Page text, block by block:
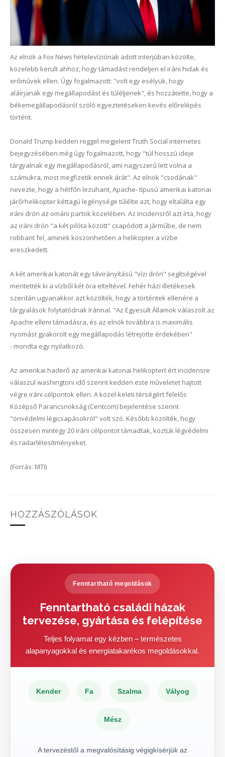
Az elnök a Fox News hírtelevíziónak adott interjúban közölte,
közelebb került ahhoz, hogy támadást rendeljen el iráni hidak és
erőművek ellen. Úgy fogalmazott: "volt egy esélyük, hogy
aláírjanak egy megállapodást és túléljenek", és hozzátette, hogy a
békemegállapodásról szóló egyeztetéseken kevés előrelépés
történt.
Donald Trump kedden reggel megjelent Truth Social internetes
bejegyzésében még úgy fogalmazott, hogy "túl hosszú ideje
tárgyalnak egy megállapodásról, ami nagyszerű lett volna a
számukra, most megfizetik ennek árát". Az elnök "csodának"
nevezte, hogy a hétfőn lezuhant, Apache- típusú amerikai katonai
járőrhelikopter kéttagú legénysége túlélte azt, hogy eltalálta egy
iráni drón az ománi partok közelében. Az incidensről azt írta, hogy
az iráni drón "a két pilóta között" csapódott a járműbe, de nem
robbant fel, aminek köszönhetően a helikopter a vízbe
ereszkedett.
A két amerikai katonát egy távirányítású "vízi drón" segítségével
mentették ki a vízből két óra elteltével. Fehér házi illetékesek
szerdán ugyanakkor azt közölték, hogy a történtek ellenére a
tárgyalások folytatódnak Iránnal. "Az Egyesült Államok válaszolt az
Apache elleni támadásra, és az elnök továbbra is maximális
nyomást gyakorolt egy megállapodás létrejötte érdekében"
- mondta egy nyilatkozó.
Az amerikai haderő az amerikai katonai helikoptert ért incidensre
válaszul washingtoni idő szerint kedden este műveletet hajtott
végre iráni célpontok ellen. A közel-keleti térségért felelős
Középső Parancsnokság (Centcom) bejelentése szerint
"önvédelmi légicsapásokról" volt szó. Később közölték, hogy
összesen mintegy 20 iráni célpontot támadtak, köztük légvédelmi
és radarlétesítményeket.
(Forrás: MTI)
HOZZÁSZÓLÁSOK
Fenntartható megoldások
Fenntartható családi házak
tervezése, gyártása és felépítése
Teljes folyamat egy kézben – természetes
alapanyagokkal és energiatakarékos megoldásokkal.
Kender Fa Szalma Vályog
Mész
A tervezéstől a megvalósításig végigkísérjük az